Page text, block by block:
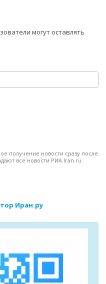
могут оставлять
получение новости сразу после
все новости РИА Iran.ru.
Иран.ру